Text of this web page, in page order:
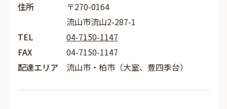
住所
〒270-0164
流山市流山2-287-1
TEL
04-7150-1147
FAX
04-7150-1147
配達エリア
流山市・柏市（大室、豊四季台）